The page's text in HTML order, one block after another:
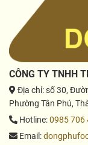
CÔNG TY TNHH
Địa chỉ: số 30,
Phường Tân Phú,
Hotline:0985 706
Email :